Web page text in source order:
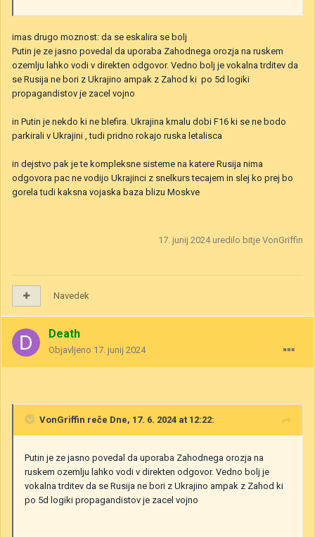
imas drugo moznost: da se eskalira se bolj
Putin je ze jasno povedal da uporaba Zahodnega orozja na ruskem
ozemlju lahko vodi v direkten odgovor. Vedno bolj je vokalna trditev da
se Rusija ne bori z Ukrajino ampak z Zahod ki po 5d logiki
propagandistov je zacel vojno
in Putin je nekdo ki ne blefira. Ukrajina kmalu dobi F16 ki se ne bodo
parkirali v Ukrajini , tudi pridno rokajo ruska letalisca
in dejstvo pak je te kompleksne sisteme na katere Rusija nima
odgovora pac ne vodijo Ukrajinci z snelkurs tecajem in slej ko prej bo
gorela tudi kaksna vojaska baza blizu Moskve
17. junij 2024uredilo bitje VonGriffin
Navedek
Death
Objavljeno 17. junij 2024
VonGriffin reče Dne, 17. 6. 2024 at 12:22:
Putin je ze jasno povedal da uporaba Zahodnega orozja na
ruskem ozemlju lahko vodi v direkten odgovor. Vedno bolj je
vokalna trditev da se Rusija ne bori z Ukrajino ampak z Zahod ki
po 5d logiki propagandistov je zacel vojno